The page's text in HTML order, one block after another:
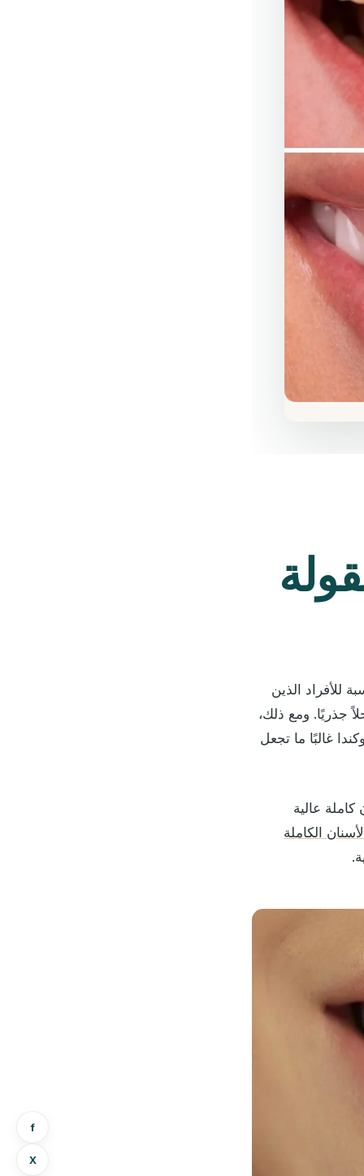
f
X
للأفراد الذين
جذريًا. ومع ذلك،
غالبًا ما تجعل
عالية
الكاملة